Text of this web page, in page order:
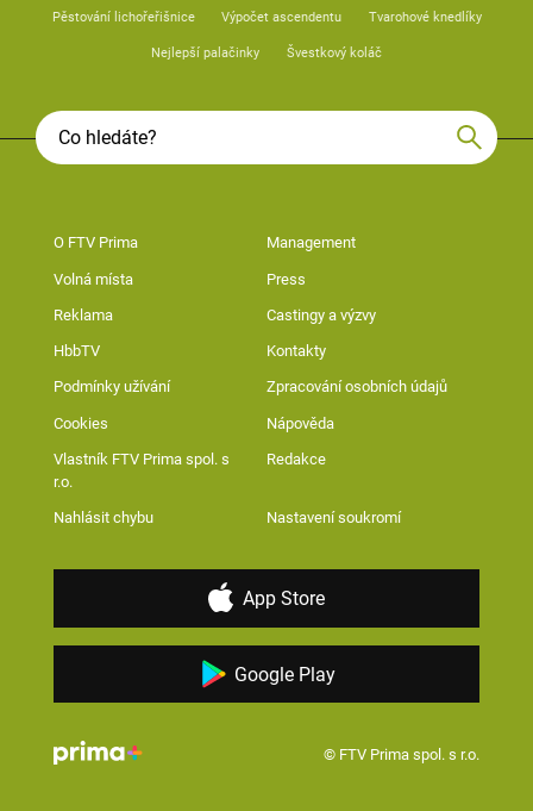
Pěstování lichořeřišnice Výpočet ascendentu Tvarohové knedlíky
Nejlepší palačinky Švestkový koláč
O FTV Prima Management
Volná místa Press
Reklama Castingy a výzvy
HbbTV Kontakty
Podmínky užívání Zpracování osobních údajů
Cookies Nápověda
Vlastník FTV Prima spol. s
r.o.
Redakce
Nahlásit chybu Nastavení soukromí
App Store
Google Play
© FTV Prima spol. s r.o.